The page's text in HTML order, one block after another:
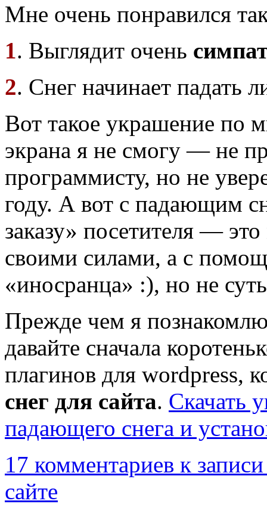
Мне очень понравился
1. Выглядит очень
2. Снег начинает падать
Вот такое украшение по
экрана я не смогу — не
программисту, но не
году. А вот с падающим
заказу» посетителя —
своими силами, а с
«иносранца» :), но не
Прежде чем я
давайте сначала
плагинов для wordpress,
снег для сайта. Скачать
падающего снега и
17 комментариев к
сайте